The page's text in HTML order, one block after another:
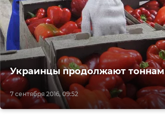
7 сентября 2016, 09:52
Украинцы продолжают